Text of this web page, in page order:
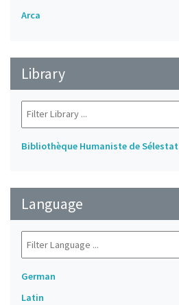
Arca
Library
Bibliothèque Humaniste de Sélestat
Language
German
Latin